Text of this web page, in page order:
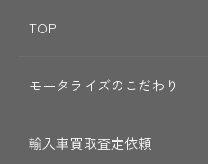
TOP
モータライズのこだわり
輸入車買取査定依頼